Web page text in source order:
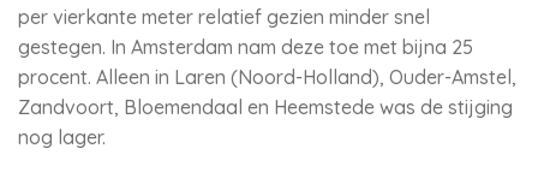
per vierkante meter relatief gezien minder snel
gestegen. In Amsterdam nam deze toe met bijna 25
procent. Alleen in Laren (Noord-Holland), Ouder-Amstel,
Zandvoort, Bloemendaal en Heemstede was de stijging
nog lager.